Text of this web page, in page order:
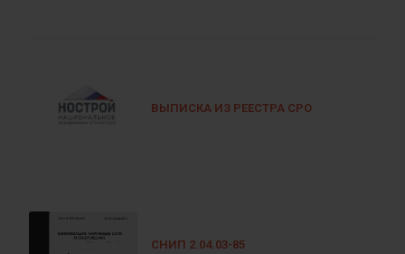
ВЫПИСКА ИЗ РЕЕСТРА СРО
СНИП 2.04.03-85